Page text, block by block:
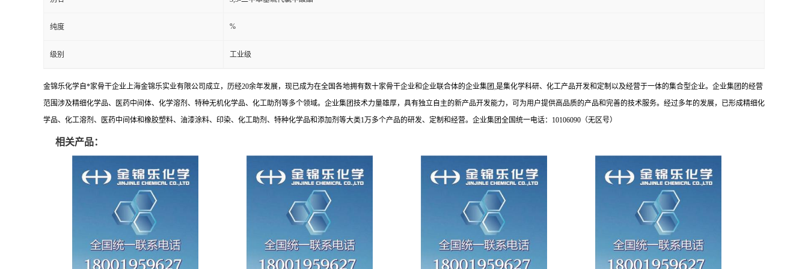
纯度 %
级别 工业级
金锦乐化学自*家骨干企业上海金锦乐实业有限公司成立，历经20余年发展，现已成为在全国各地拥有数十家骨干企业和企业联合体的企业集团,是集化学科研、化工产品开发和定制以及经营于一体的集合型企业。企业集团的经营
范围涉及精细化学品、医药中间体、化学溶剂、特种无机化学品、化工助剂等多个领域。企业集团技术力量雄厚，具有独立自主的新产品开发能力，可为用户提供高品质的产品和完善的技术服务。经过多年的发展，已形成精细化
学品、化工溶剂、医药中间体和橡胶塑料、油漆涂料、印染、化工助剂、特种化学品和添加剂等大类1万多个产品的研发、定制和经营。企业集团全国统一电话：10106090（无区号）
相关产品：